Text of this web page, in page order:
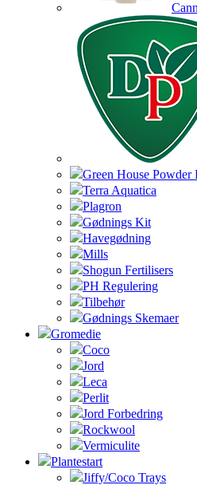
Green House Powder
Terra Aquatica
Plagron
Gødnings Kit
Havegødning
Mills
Shogun Fertilisers
PH Regulering
Tilbehør
Gødnings Skemaer
Gromedie
Coco
Jord
Leca
Perlit
Jord Forbedring
Rockwool
Vermiculite
Plantestart
Jiffy/Coco Trays